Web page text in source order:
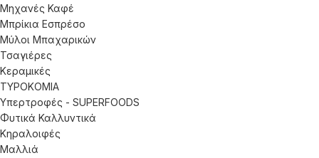
Μηχανές Καφέ
Μπρίκια Εσπρέσο
Μύλοι Μπαχαρικών
Τσαγιέρες
Κεραμικές
ΤΥΡΟΚΟΜΙΑ
Υπερτροφές - SUPERFOODS
Φυτικά Καλλυντικά
Κηραλοιφές
Μαλλιά